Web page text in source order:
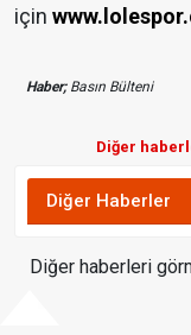
için
Haber;Basın Bülteni
Diğer
Diğer Haberler
Diğer haberleri